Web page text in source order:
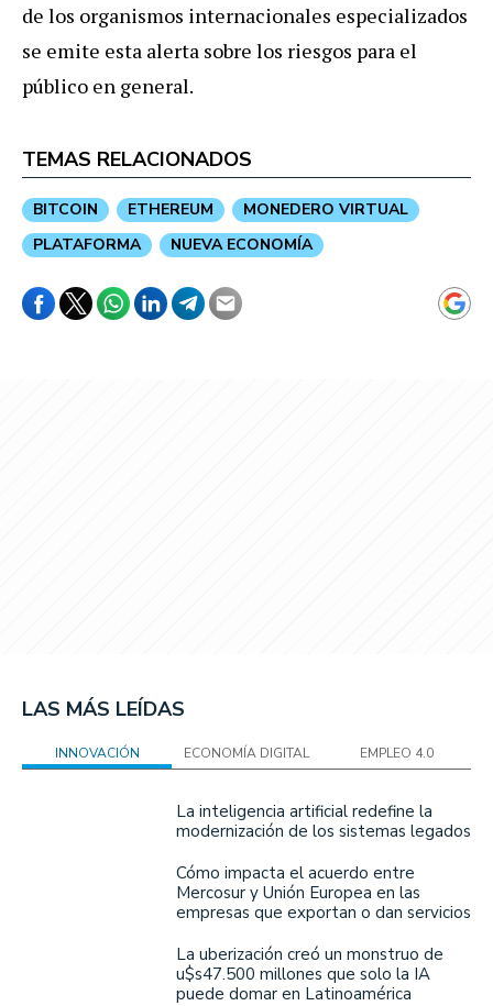
de los organismos internacionales especializados
se emite esta alerta sobre los riesgos para el
público en general.
TEMAS RELACIONADOS
BITCOIN ETHEREUM
MONEDERO VIRTUAL
PLATAFORMA
NUEVA ECONOMÍA
LAS MÁS LEÍDAS
INNOVACIÓN ECONOMÍA DIGITAL EMPLEO 4.0
La inteligencia artificial redefine la
modernización de los sistemas legados
Cómo impacta el acuerdo entre
Mercosur y Unión Europea en las
empresas que exportan o dan servicios
La uberización creó un monstruo de
u$s47.500 millones que solo la IA
puede domar en Latinoamérica